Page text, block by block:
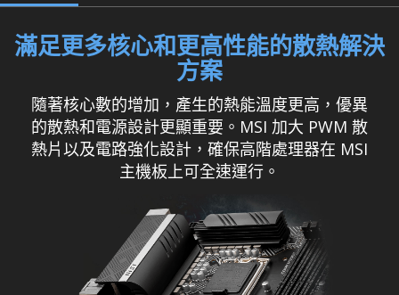
滿足更多核心和更高性能的散熱解決
方案
隨著核心數的增加，產生的熱能溫度更高，優異
的散熱和電源設計更顯重要。MSI 加大 PWM 散
熱片以及電路強化設計，確保高階處理器在 MSI
主機板上可全速運行。